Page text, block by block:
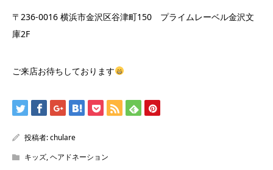
〒236-0016 横浜市金沢区谷津町150 プライムレーベル金沢文
庫2F
ご来店お待ちしております
投稿者:chulare
キッズ,ヘアドネーション